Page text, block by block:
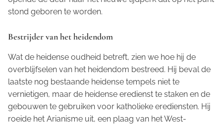
stond geboren te worden.
Bestrijder van het heidendom
Wat de heidense oudheid betreft, zien we hoe hij de
overblijfselen van het heidendom bestreed. Hij beval de
laatste nog bestaande heidense tempels niet te
vernietigen, maar de heidense eredienst te staken en de
gebouwen te gebruiken voor katholieke erediensten. Hij
roeide het Arianisme uit, een plaag van het West-